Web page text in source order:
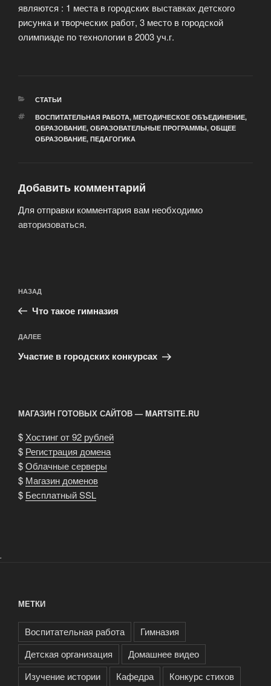
являются : 1 места в городских выставках детского
рисунка и творческих работ, 3 место в городской
олимпиаде по технологии в 2003 уч.г.
РУБРИКИ
СТАТЬИ
МЕТКИ
ВОСПИТАТЕЛЬНАЯ РАБОТА, МЕТОДИЧЕСКОЕ ОБЪЕДИНЕНИЕ,
ОБРАЗОВАНИЕ, ОБРАЗОВАТЕЛЬНЫЕ ПРОГРАММЫ, ОБЩЕЕ
ОБРАЗОВАНИЕ, ПЕДАГОГИКА
Добавить комментарий
Для отправки комментария вам необходимо
авторизоваться.
по
записям
Предыдущая
запись:
НАЗАД
Что такое гимназия
Следующая
запись
ДАЛЕЕ
Участие в городских конкурсах
МАГАЗИН ГОТОВЫХ САЙТОВ — MARTSITE.RU
$ Хостинг от 92 рублей
$ Регистрация домена
$Облачные серверы
$ Магазин доменов
$ Бесплатный SSL
.
МЕТКИ
Воспитательная работа
Гимназия
Детская организация
Домашнее видео
Изучение истории
Кафедра
Конкурс стихов